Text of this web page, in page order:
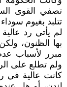
تصفي القوى
تتلبد بغيوم
لم يأتي رد
بها الظنون،
مبرر لأسباب
ولم تطلع على
كانت عالية في